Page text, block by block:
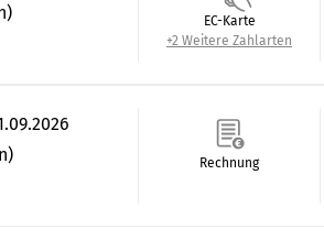
EC-Karte
+2 Weitere Zahlarten
Rechnung